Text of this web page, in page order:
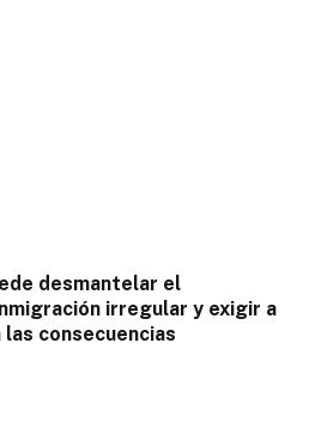
desmantelar el
irregular y exigir a
las consecuencias